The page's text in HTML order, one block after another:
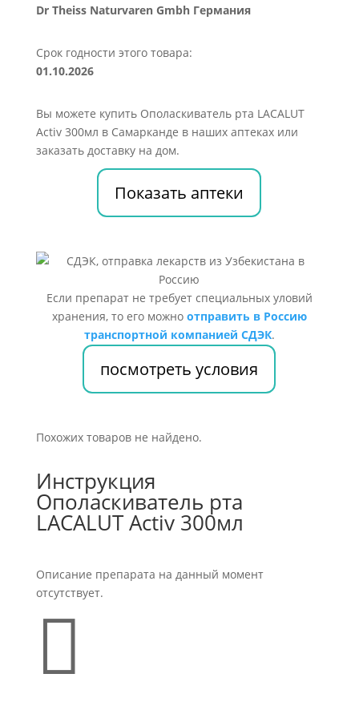
Dr Theiss Naturvaren Gmbh Германия
Срок годности этого товара:
01.10.2026
Вы можете купить Ополаскиватель рта LACALUT
Activ 300мл в Самарканде в наших аптеках или
заказать доставку на дом.
Показать аптеки
Если препарат не требует специальных уловий
хранения, то его можно отправить в Россию
транспортной компанией СДЭК.
посмотреть условия
Похожих товаров не найдено.
Инструкция
Ополаскиватель рта
LACALUT Activ 300мл
Описание препарата на данный момент
отсутствует.
